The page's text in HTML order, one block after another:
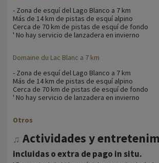
- Zona de esquí del Lago Blanco a 7 km
Más de 14 km de pistas de esquí alpino
Cerca de 70 km de pistas de esquí de fondo
' No hay servicio de lanzadera en invierno
Domaine du Lac Blanc a 7 km
- Zona de esquí del Lago Blanco a 7 km
Más de 14 km de pistas de esquí alpino
Cerca de 70 km de pistas de esquí de fondo
' No hay servicio de lanzadera en invierno
Otros
♫ Actividades y
incluidas o extra de pago in situ.